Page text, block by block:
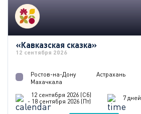
«Кавказская сказка»
12 сентября 2026
Ростов-на-Дону Астрахань
Махачкала
12 сентября 2026 (Сб)
- 18 сентября 2026 (Пт)
7 дней